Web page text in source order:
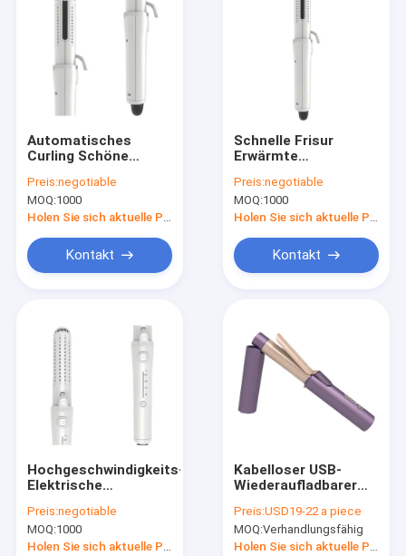
Automatisches
Curling Schöne
Haarwalzen
verstellbare
Wellenwollrolle
Preis:negotiable
MOQ:1000
Kontakt
Schnelle Frisur
Erwärmte
einem Schlag curling
und straighten
Preis:negotiable
MOQ:1000
Kontakt
Hochgeschwindigkeits-
Elektrische
Reisefreundlich
Leichtgewicht
Curling Eisen 2 in 1
Preis:negotiable
MOQ:1000
Holen Sie sich aktuelle Preis
Kabelloser USB-
Wiederaufladbarer
Haarkurbel
Preis:USD19-22 a piece
MOQ:Verhandlungsfähig
Holen Sie sich aktuelle Preis